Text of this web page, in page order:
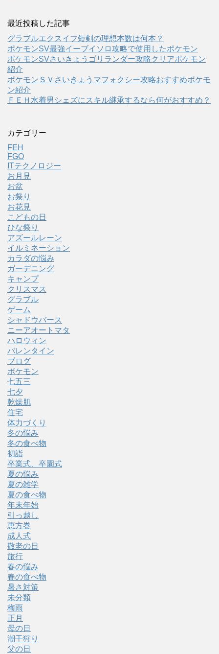
最近投稿した記事
グラブルエクスイフ短剣の理想本数は何本？
ポケモンSV最強イーブイソロ攻略で使用したポケモン
ポケモンSVさいきょうゴリランダー攻略クリアポケモン
紹介
ポケモンＳＶさいきょうマフォクシー攻略おすすめポケモ
ン紹介
ＦＥＨ水着男シェズにスキル継承するなら何がおすすめ？
カテゴリー
FEH
FGO
ITテクノロジー
お月見
お盆
お祭り
お花見
こどもの日
ひな祭り
アズールレーン
イルミネーション
カラダの悩み
ガーデニング
キャンプ
クリスマス
グラブル
ゲーム
シャドウバース
ニーアオートマタ
ハロウィン
バレンタイン
ブログ
ポケモン
七五三
七夕
乾燥肌
住宅
体力づくり
冬の悩み
冬の食べ物
初詣
卒業式、卒園式
夏の悩み
夏の雑学
夏の食べ物
年末年始
引っ越し
恵方巻
成人式
敬老の日
旅行
春の悩み
春の食べ物
暑さ対策
未分類
梅雨
正月
母の日
潮干狩り
父の日